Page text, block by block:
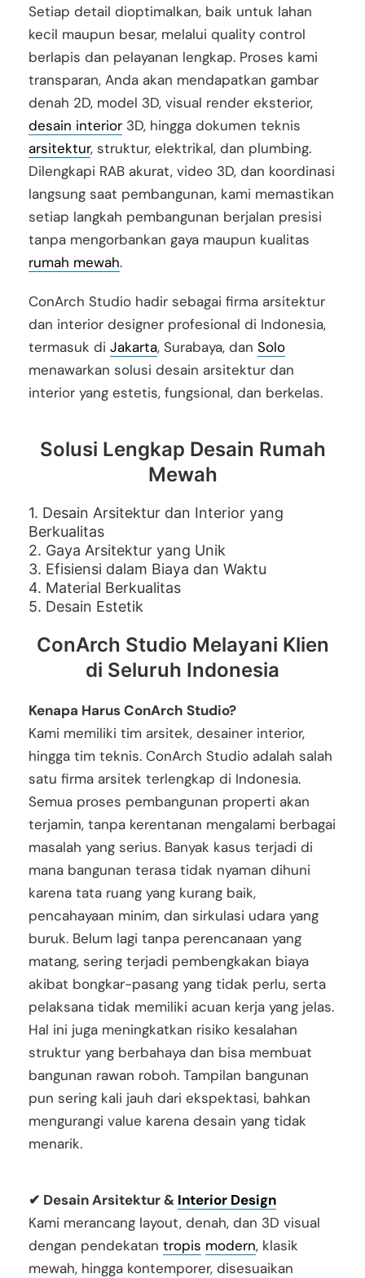
Setiap detail dioptimalkan, baik untuk lahan
kecil maupun besar, melalui quality control
berlapis dan pelayanan lengkap. Proses kami
transparan, Anda akan mendapatkan gambar
denah 2D, model 3D, visual render eksterior,
desain interior 3D, hingga dokumen teknis
arsitektur, struktur, elektrikal, dan plumbing.
Dilengkapi RAB akurat, video 3D, dan koordinasi
langsung saat pembangunan, kami memastikan
setiap langkah pembangunan berjalan presisi
tanpa mengorbankan gaya maupun kualitas
rumah mewah.
ConArch Studio hadir sebagai firma arsitektur
dan interior designer profesional di Indonesia,
termasuk di Jakarta, Surabaya, dan Solo
menawarkan solusi desain arsitektur dan
interior yang estetis, fungsional, dan berkelas.
Solusi Lengkap Desain Rumah
Mewah
1. Desain Arsitektur dan Interior yang
Berkualitas
2. Gaya Arsitektur yang Unik
3. Efisiensi dalam Biaya dan Waktu
4. Material Berkualitas
5. Desain Estetik
ConArch Studio Melayani Klien
di Seluruh Indonesia
Kenapa Harus ConArch Studio?
Kami memiliki tim arsitek, desainer interior,
hingga tim teknis. ConArch Studio adalah salah
satu firma arsitek terlengkap di Indonesia.
Semua proses pembangunan properti akan
terjamin, tanpa kerentanan mengalami berbagai
masalah yang serius. Banyak kasus terjadi di
mana bangunan terasa tidak nyaman dihuni
karena tata ruang yang kurang baik,
pencahayaan minim, dan sirkulasi udara yang
buruk. Belum lagi tanpa perencanaan yang
matang, sering terjadi pembengkakan biaya
akibat bongkar-pasang yang tidak perlu, serta
pelaksana tidak memiliki acuan kerja yang jelas.
Hal ini juga meningkatkan risiko kesalahan
struktur yang berbahaya dan bisa membuat
bangunan rawan roboh. Tampilan bangunan
pun sering kali jauh dari ekspektasi, bahkan
mengurangi value karena desain yang tidak
menarik.
✔ Desain Arsitektur & Interior Design
Kami merancang layout, denah, dan 3D visual
dengan pendekatan tropis modern, klasik
mewah, hingga kontemporer, disesuaikan